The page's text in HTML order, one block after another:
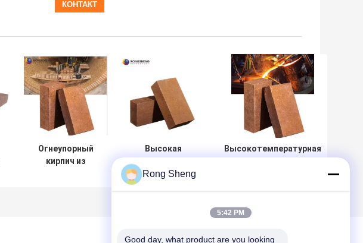
Огнеупорный
кирпич из
Высокая
чистота 98%
MgO Магнезит
Рефракторные
Магнезий
Высокотемпературная
устойчивость
магниевые кирпичи
Ротационная печь
Rong Sheng
5:42 PM
Good day, what product are you looking